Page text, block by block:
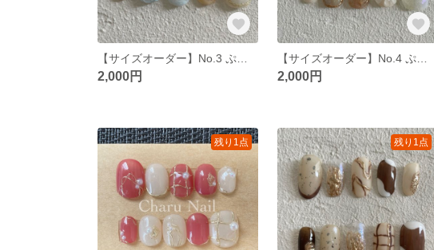
2,000円
【サイズオーダー】No.4 ぷっくりフラワー ブラウン
2,000円
残り1点 残り1点